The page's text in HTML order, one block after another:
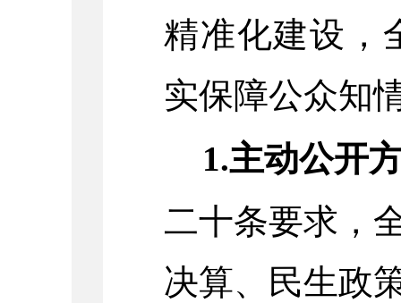
精准化建设，
实保障公众知
1.主动公开
二十条要求，
决算、民生政